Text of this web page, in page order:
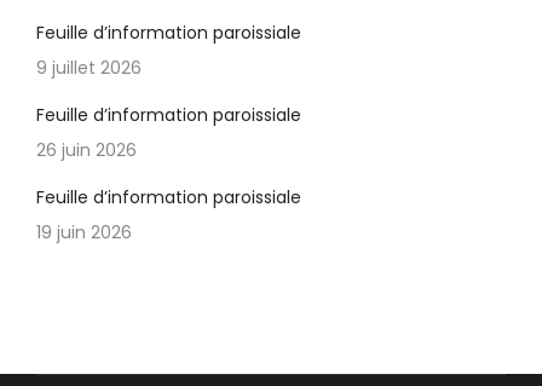
Feuille d’information paroissiale
9 juillet 2026
Feuille d’information paroissiale
26 juin 2026
Feuille d’information paroissiale
19 juin 2026